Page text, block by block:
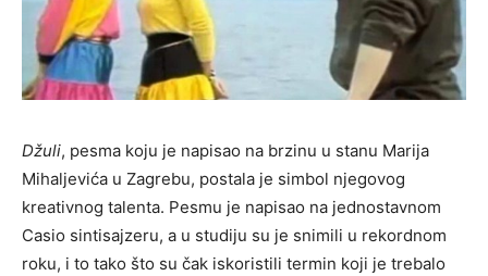
Džuli, pesma koju je napisao na brzinu u stanu Marija
Mihaljevića u Zagrebu, postala je simbol njegovog
kreativnog talenta. Pesmu je napisao na jednostavnom
Casio sintisajzeru, a u studiju su je snimili u rekordnom
roku, i to tako što su čak iskoristili termin koji je trebalo